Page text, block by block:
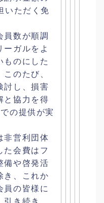
いただく免
員数が順調
ーガルをよ
ものにした
このたび、
討し、損害
と協力を得
の提供が実
非営利団体
た会費はフ
備や啓発活
き、
これか
員の皆様に
引き続き、